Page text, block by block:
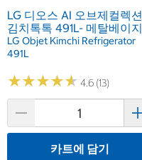
LG 디오스 AI 오브제컬렉션
김치톡톡 491L- 메탈베이지
LG Objet Kimchi Refrigerator
491L
★★★★★
★★★★★ 4.6 (13)
카트에 담기